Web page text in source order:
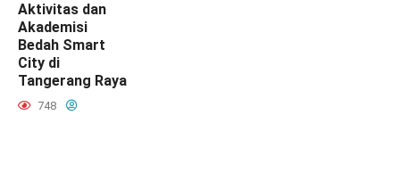
Aktivitas dan
Akademisi
Bedah Smart
City di
Tangerang Raya
748